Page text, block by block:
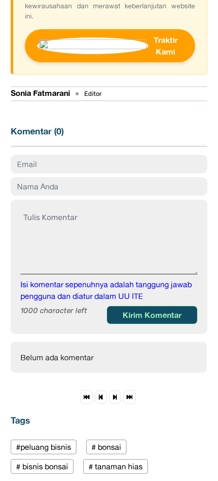
kewirausahaan dan merawat keberlanjutan website
ini.
Traktir
Kami
Sonia Fatmarani • Editor
Komentar (0)
Isi komentar sepenuhnya adalah tanggung jawab
pengguna dan diatur dalam UU ITE
1000 character left Kirim Komentar
Belum ada komentar
Tags
#peluang bisnis # bonsai
# bisnis bonsai # tanaman hias